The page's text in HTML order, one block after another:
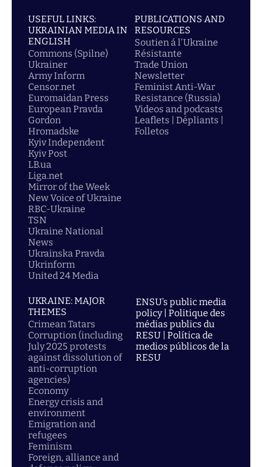
USEFUL LINKS:
UKRAINIAN MEDIA IN
ENGLISH
Commons (Spilne)
Ukrainer
Army Inform
Censor.net
Euromaidan Press
European Pravda
Gordon
Hromadske
Kyiv Independent
Kyiv Post
LB.ua
Liga.net
Mirror of the Week
New Voice of Ukraine
RBC-Ukraine
TSN
Ukraine National
News
Ukrainska Pravda
Ukrinform
United 24 Media
PUBLICATIONS AND
RESOURCES
Soutien á l'Ukraine
Résistante
Trade Union
Newsletter
Feminist Anti-War
Resistance (Russia)
Videos and podcasts
Leaflets | Dépliants |
Folletos
UKRAINE: MAJOR
THEMES
Crimean Tatars
Corruption (including
July 2025 protests
against dissolution of
anti-corruption
agencies)
Economy
Energy crisis and
environment
Emigration and
refugees
Feminism
Foreign, alliance and
ENSU’s public media
policy | Politique des
médias publics du
RESU | Política de
medios públicos de la
RESU